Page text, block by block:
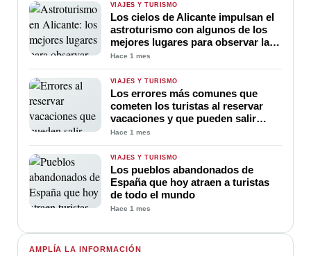
AMPLÍA LA INFORMACIÓN
VIAJES Y TURISMO
Los cielos de Alicante impulsan el
astroturismo con algunos de los
mejores lugares para observar las
estrellas del Mediterráneo
Hace 1 mes
VIAJES Y TURISMO
Los errores más comunes que
cometen los turistas al reservar
vacaciones y que pueden salir
caros
Hace 1 mes
VIAJES Y TURISMO
Los pueblos abandonados de
España que hoy atraen a turistas
de todo el mundo
Hace 1 mes